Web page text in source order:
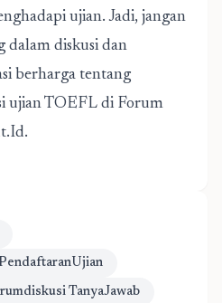
ujian. Jadi, jangan
dalam diskusi dan
berharga tentang
ujian TOEFL di Forum
TanyaJawab